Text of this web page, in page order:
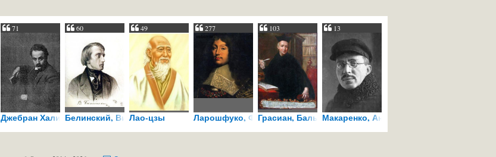
71
Джебран Халиль Джебран
60
Белинский, Виссарион
49
Лао-цзы
277
Ларошфуко, Франсуа VI де
103
Грасиан, Бальтасар
13
Макаренко, Антон